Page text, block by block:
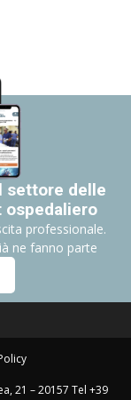
settore delle
ospedaliero
professionale.
ne fanno parte
21 – 20157 Tel +39